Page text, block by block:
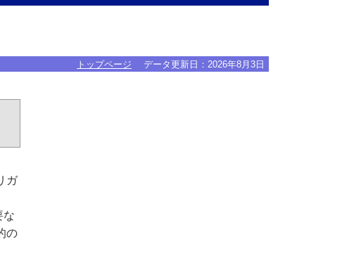
トップページ データ更新日： 2026年8月3日
ガ
な
の